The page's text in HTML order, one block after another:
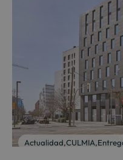
Actualidad,CULMIA,